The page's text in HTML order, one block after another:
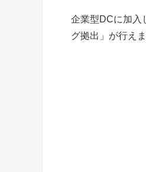
企業型DCに加入
グ拠出」が行え